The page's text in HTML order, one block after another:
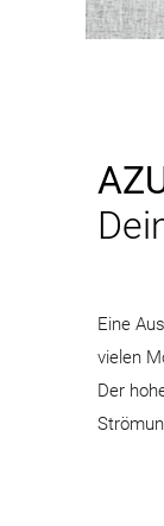
Eine
vielen
Der